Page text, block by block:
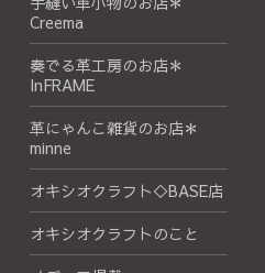
Creema
奏でる革工房のお店＊
InFRAME
革にゃんこ雑貨のお店＊
minne
オキシオクラフト◇BASE店
オキシオクラフトのこと